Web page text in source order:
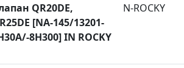
[20]
[7]
[2]
[2060]
QR20DE,
[NA-145/13201-
8H300] IN ROCKY
N-ROCKY